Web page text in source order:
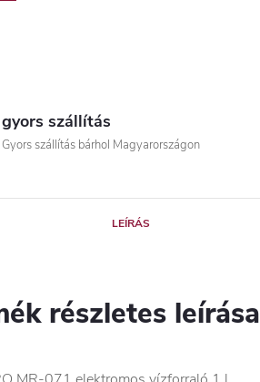
gyors szállítás
Gyors szállítás bárhol Magyarországon
LEÍRÁS
részletes leírása